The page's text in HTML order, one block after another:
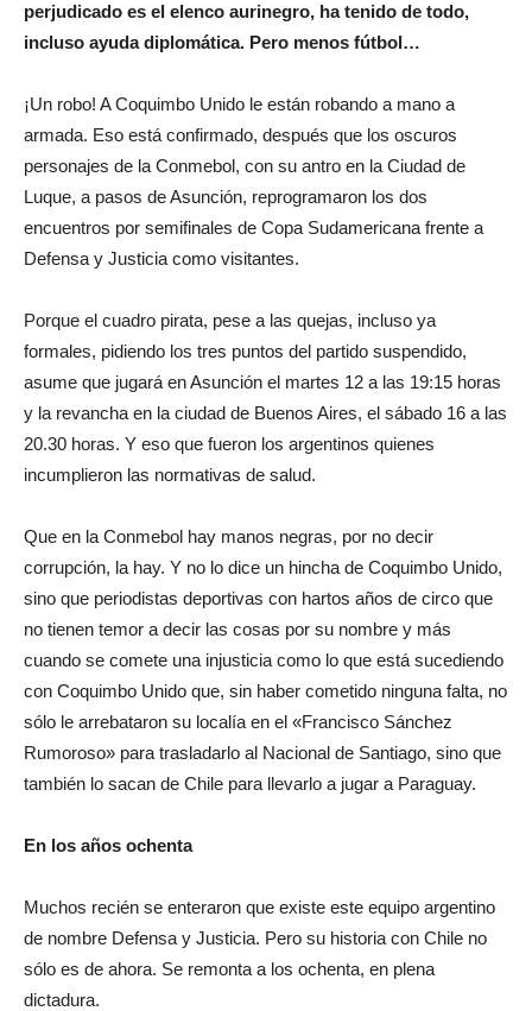
perjudicado es el elenco aurinegro, ha tenido de todo,
incluso ayuda diplomática. Pero menos fútbol…
¡Un robo! A Coquimbo Unido le están robando a mano a
armada. Eso está confirmado, después que los oscuros
personajes de la Conmebol, con su antro en la Ciudad de
Luque, a pasos de Asunción, reprogramaron los dos
encuentros por semifinales de Copa Sudamericana frente a
Defensa y Justicia como visitantes.
Porque el cuadro pirata, pese a las quejas, incluso ya
formales, pidiendo los tres puntos del partido suspendido,
asume que jugará en Asunción el martes 12 a las 19:15 horas
y la revancha en la ciudad de Buenos Aires, el sábado 16 a las
20.30 horas. Y eso que fueron los argentinos quienes
incumplieron las normativas de salud.
Que en la Conmebol hay manos negras, por no decir
corrupción, la hay. Y no lo dice un hincha de Coquimbo Unido,
sino que periodistas deportivas con hartos años de circo que
no tienen temor a decir las cosas por su nombre y más
cuando se comete una injusticia como lo que está sucediendo
con Coquimbo Unido que, sin haber cometido ninguna falta, no
sólo le arrebataron su localía en el «Francisco Sánchez
Rumoroso» para trasladarlo al Nacional de Santiago, sino que
también lo sacan de Chile para llevarlo a jugar a Paraguay.
En los años ochenta
Muchos recién se enteraron que existe este equipo argentino
de nombre Defensa y Justicia. Pero su historia con Chile no
sólo es de ahora. Se remonta a los ochenta, en plena
dictadura.